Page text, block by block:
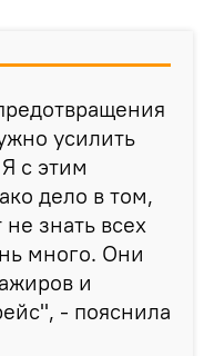
усилить
с этим
дело в том,
знать всех
много. Они
и
- пояснила